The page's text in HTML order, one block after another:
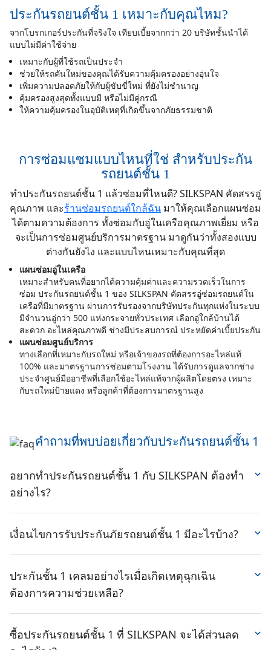
อธิบายเพิ่มเต็มการที่เราย้ายโบกเกอร์ (เราก็ย้ายจากRabbit
> Silkspan) ทางประกันจะไม่สามารถดำเนินการออก
กรมธรรม์ใหม่ได้เลย เนื่องจากต้องรอให้ทางกรมธรรม์เดิม
หมดอายุก่อน ซึ่งเรารอประมาณ 14 วันหลังจากประกันเดิม
หมดอายุ ถึงจะได้กรมธรรม์ฉบับจริง (ทั้งนี้คือเราโอนจ่าย
เต็มจำนวน สำหรับคนอื่นที่ผ่านจ่ายอาจจะไม่ไม่ได้เลย อยู่ที่
ตกลงกับทางบริษัท) ซึ่งระหว่าง 14 วันที่รอเอกสาร
กรมธรรม์ใหม่ หากเกิดอุบัติเหตุสามารถเคลมได้ปกติ เรา
3. รับประกันของตกแต่งตามที่ขอไปครบไหม : ตอนแรกที่
ส่งมาขาดอุปกรถม์ไป 1 ตัว ทางเราเลยติดต่อไปกับกับโบก
เกอร์ซึ่งน้องก็ส่งเรื่องเพิ่มเติมให้ รอประมาณ 14 วันทาง
วิริยะก็ออกใบแนบท้ายกรมธรรม์เพิ่มเติมให้
จบการรีวิว หวังว่าจะเป็นประโยชน์ไม่มากก็น้อยกับเพื่อนๆ
ท่านอื่น
ประกันรถยนต์ชั้น 1 เหมาะกับคุณไหม?
จากโบรกเกอร์ประกันที่จริงใจ เทียบเบี้ยจากกว่า 20 บริษัทชั้นนำได้
แบบไม่มีค่าใช้จ่าย
เหมาะกับผู้ที่ใช้รถเป็นประจำ
ช่วยให้รถคันใหม่ของคุณได้รับความคุ้มครองอย่างอุ่นใจ
เพิ่มความปลอดภัยให้กับผู้ขับขี่ใหม่ ที่ยังไม่ชำนาญ
คุ้มครองสูงสุดทั้งแบบมี หรือไม่มีคู่กรณี
ให้ความคุ้มครองในอุบัติเหตุที่เกิดขึ้นจากภัยธรรมชาติ
การซ่อมแซมแบบไหนที่ใช่ สำหรับประกัน
รถยนต์ชั้น 1
ทำประกันรถยนต์ชั้น 1 แล้วซ่อมที่ไหนดี? SILKSPAN คัดสรรอู่
คุณภาพ และร้านซ่อมรถยนต์ใกล้ฉัน มาให้คุณเลือกแผนซ่อม
ได้ตามความต้องการ ทั้งซ่อมกับอู่ในเครือคุณภาพเยี่ยม หรือ
จะเป็นการซ่อมศูนย์บริการมาตรฐาน มาดูกันว่าทั้งสองแบบ
ต่างกันยังไง และแบบไหนเหมาะกับคุณที่สุด
แผนซ่อมอู่ในเครือ
เหมาะสำหรับคนที่อยากได้ความคุ้มค่าและความรวดเร็วในการ
ซ่อม ประกันรถยนต์ชั้น 1 ของ SILKSPAN คัดสรรอู่ซ่อมรถยนต์ใน
เครือที่มีมาตรฐาน ผ่านการรับรองจากบริษัทประกันทุกแห่งในระบบ
มีจำนวนอู่กว่า 500 แห่งกระจายทั่วประเทศ เลือกอู่ใกล้บ้านได้
สะดวก อะไหล่คุณภาพดี ช่างมีประสบการณ์ ประหยัดค่าเบี้ยประกัน
แผนซ่อมศูนย์บริการ
ทางเลือกที่เหมาะกับรถใหม่ หรือเจ้าของรถที่ต้องการอะไหล่แท้
100% และมาตรฐานการซ่อมตามโรงงาน ได้รับการดูแลจากช่าง
ประจำศูนย์มืออาชีพที่เลือกใช้อะไหล่แท้จากผู้ผลิตโดยตรง เหมาะ
กับรถใหม่ป้ายแดง หรือลูกค้าที่ต้องการมาตรฐานสูง
คำถามที่พบบ่อยเกี่ยวกับประกันรถยนต์ชั้น 1
อยากทำประกันรถยนต์ชั้น 1 กับ SILKSPAN ต้องทำ
อย่างไร?
ถ้าคุณกำลังสนใจ อยากรู้ อยากสอบถามราคาประกันรถยนต์
ประเภทต่าง ๆ อยากรู้ว่าประกันรถวิริยะ ประกันรถโตเกียวมา
คุณเริ่มต้นได้ง่าย ๆ
เข้าไปที่เว็บไซต์www.SILKSPAN.com
ทันที และรับการติดต่อกลับจากเจ้าหน้าที่ภายใน 30 นาที (ใน
เวลาทำการ)
เพิ่มเพื่อนใน Line Official @SILKSPAN แล้วกดเมนู "ขอใบ
เงื่อนไขการรับประกันภัยรถยนต์ชั้น 1 มีอะไรบ้าง?
ประกันรถยนต์ชั้น 1 คุ้มครองต่อตัวรถที่ทำประกัน บุคคล
ภายในรถ รวมถึงทรัพย์สินและบุคคลภายนอก จากความเสีย
หายที่เกิดจากรถชน รถหาย ไฟไหม้ น้ำท่วม ทั้งแบบที่มีคู่กรณี
ซ่อมศูนย์ และซ่อมอู่ประกัน โดยมาตรฐานการซ่อมไม่แตก
ต่างกันมาก เพราะ SILKSPAN คัดเลือกบริษัทประกันชั้นนำที่มี
มาตรฐาน มีอู่รองรับทั่วประเทศ และบริการที่เป็นมืออาชีพ
ประกันชั้น 1 เคลมอย่างไรเมื่อเกิดเหตุฉุกเฉิน
ต้องการความช่วยเหลือ?
ประกันรถยนต์ชั้น 1 สามารถเคลมได้ทั้งกรณีเกิดอุบัติเหตุ
และเหตุฉุกเฉิน
กรณีเกิดอุบัติเหตุ
ซื้อประกันรถยนต์ชั้น 1 ที่ SILKSPAN จะได้ส่วนลด